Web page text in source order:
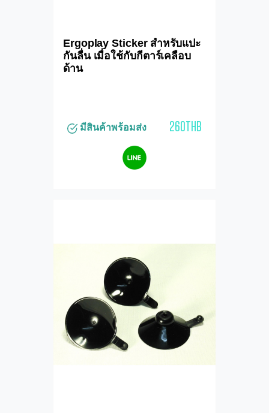
Ergoplay Sticker สำหรับแปะ
กันลื่น เมื่อใช้กับกีตาร์เคลือบ
ด้าน
มีสินค้าพร้อมส่ง 260THB